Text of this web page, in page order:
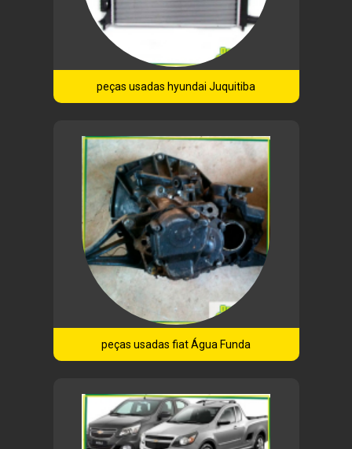
peças usadas hyundai Juquitiba
peças usadas fiat Água Funda